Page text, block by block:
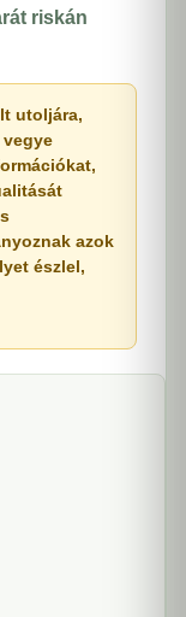
riskán
utoljára,
vegye
azok
észlel,